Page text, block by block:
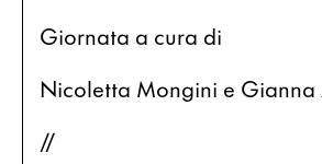
Giornata a cura di
Nicoletta Mongini e Gianna
//